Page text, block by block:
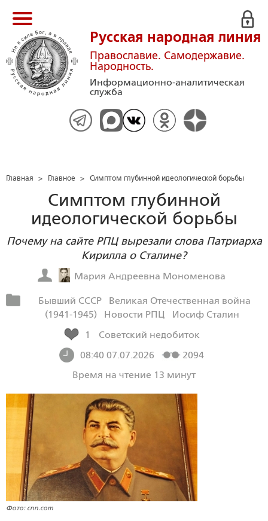
Русская народная линия
Православие. Самодержавие.
Народность.
Информационно-аналитическая
служба
Главная > Главное > Симптом глубинной идеологической борьбы
Симптом глубинной
идеологической борьбы
Почему на сайте РПЦ вырезали слова Патриарха
Кирилла о Сталине?
Мария Андреевна Мономенова
Бывший СССР
Великая Отечественная война
(1941-1945)
Новости РПЦ
Иосиф Сталин
1
Советский недобиток
08:40 07.07.2026
2094
Время на чтение 13 минут
Фото: cnn.com